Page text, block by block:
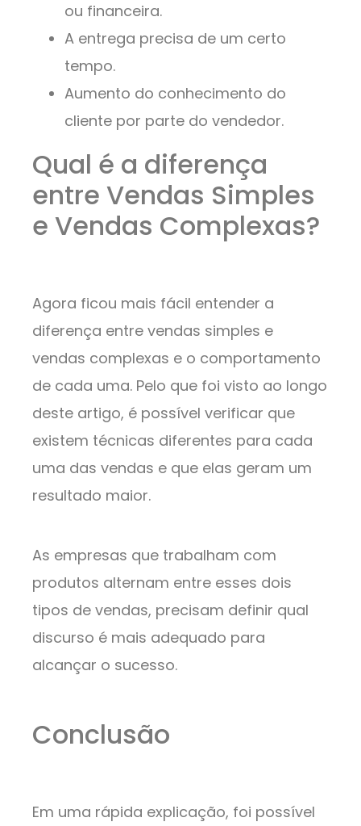
ou financeira.
A entrega precisa de um certo
tempo.
Aumento do conhecimento do
cliente por parte do vendedor.
Qual é a diferença
entre Vendas Simples
e Vendas Complexas?
Agora ficou mais fácil entender a
diferença entre vendas simples e
vendas complexas e o comportamento
de cada uma. Pelo que foi visto ao longo
deste artigo, é possível verificar que
existem técnicas diferentes para cada
uma das vendas e que elas geram um
resultado maior.
As empresas que trabalham com
produtos alternam entre esses dois
tipos de vendas, precisam definir qual
discurso é mais adequado para
alcançar o sucesso.
Conclusão
Em uma rápida explicação, foi possível